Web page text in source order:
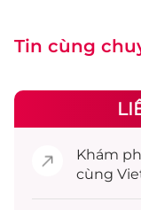
Tin cùng
Khám
cùng